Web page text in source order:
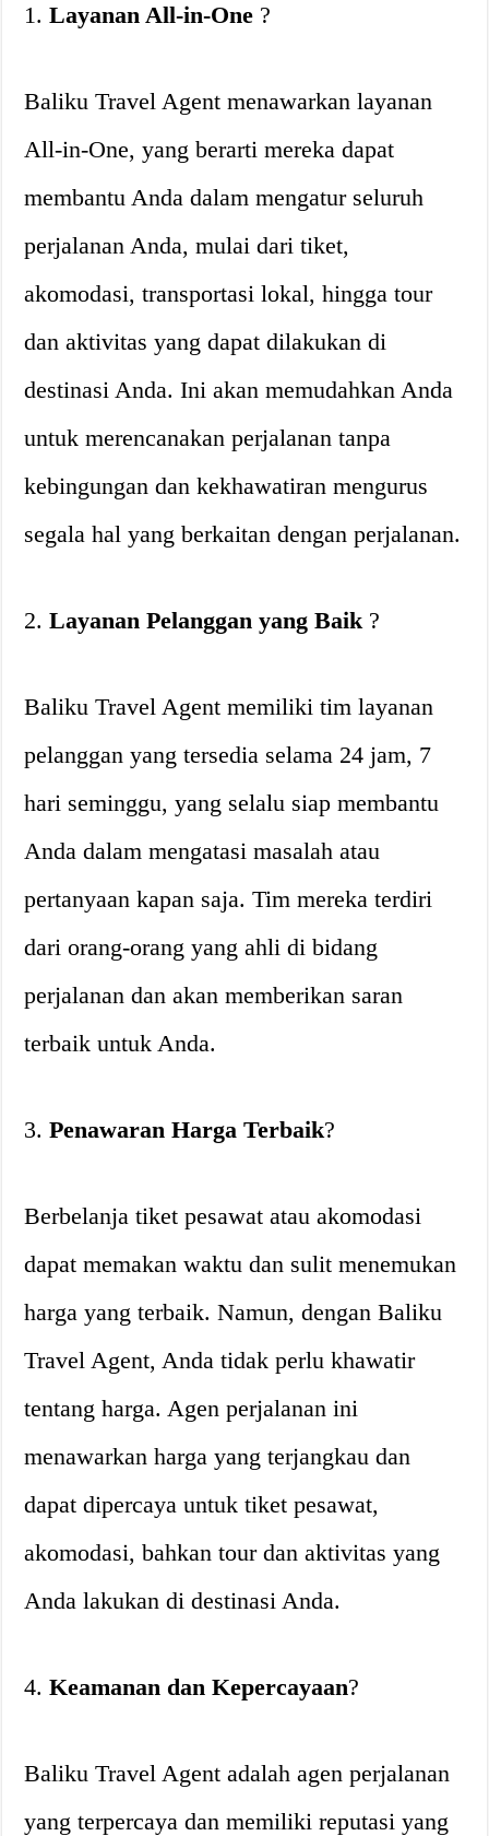
1.Layanan All-in-One ?
Baliku Travel Agent menawarkan layanan
All-in-One, yang berarti mereka dapat
membantu Anda dalam mengatur seluruh
perjalanan Anda, mulai dari tiket,
akomodasi, transportasi lokal, hingga tour
dan aktivitas yang dapat dilakukan di
destinasi Anda. Ini akan memudahkan Anda
untuk merencanakan perjalanan tanpa
kebingungan dan kekhawatiran mengurus
segala hal yang berkaitan dengan perjalanan.
2.Layanan Pelanggan yang Baik ?
Baliku Travel Agent memiliki tim layanan
pelanggan yang tersedia selama 24 jam, 7
hari seminggu, yang selalu siap membantu
Anda dalam mengatasi masalah atau
pertanyaan kapan saja. Tim mereka terdiri
dari orang-orang yang ahli di bidang
perjalanan dan akan memberikan saran
terbaik untuk Anda.
3.Penawaran Harga Terbaik?
Berbelanja tiket pesawat atau akomodasi
dapat memakan waktu dan sulit menemukan
harga yang terbaik. Namun, dengan Baliku
Travel Agent, Anda tidak perlu khawatir
tentang harga. Agen perjalanan ini
menawarkan harga yang terjangkau dan
dapat dipercaya untuk tiket pesawat,
akomodasi, bahkan tour dan aktivitas yang
Anda lakukan di destinasi Anda.
4.Keamanan dan Kepercayaan?
Baliku Travel Agent adalah agen perjalanan
yang terpercaya dan memiliki reputasi yang